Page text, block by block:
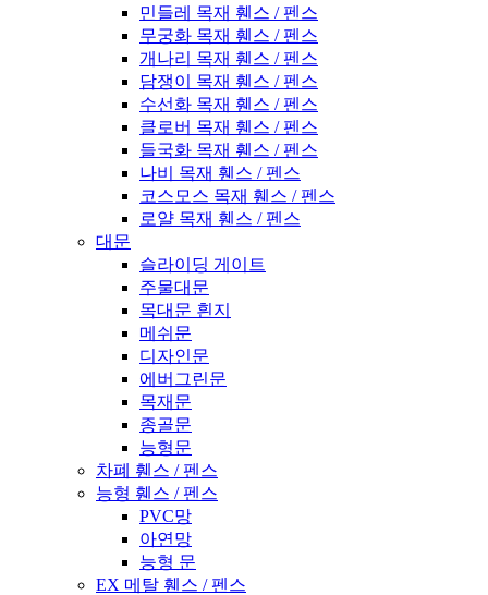
민들레 목재 휀스 / 펜스
무궁화 목재 휀스 / 펜스
개나리 목재 휀스 / 펜스
담쟁이 목재 휀스 / 펜스
수선화 목재 휀스 / 펜스
클로버 목재 휀스 / 펜스
들국화 목재 휀스 / 펜스
나비 목재 휀스 / 펜스
코스모스 목재 휀스 / 펜스
로얄 목재 휀스 / 펜스
대문
슬라이딩 게이트
주물대문
목대문 흰지
메쉬문
디자인문
에버그린문
목재문
종골문
능형문
차폐 휀스 / 펜스
능형 휀스 / 펜스
PVC망
아연망
능형 문
EX 메탈 휀스 / 펜스